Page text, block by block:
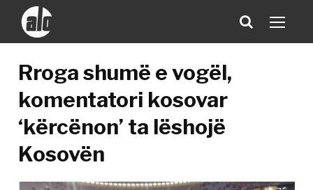
Rroga shumë e vogël,
komentatori kosovar
‘kërcënon’ ta lëshojë
Kosovën